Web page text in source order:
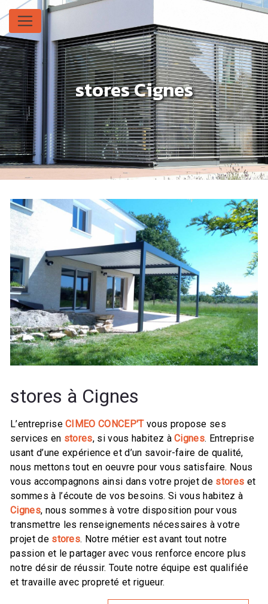
stores Cignes
stores à Cignes
L’entrepriseCIMEO CONCEP'Tvous propose ses
services en stores, si vous habitez àCignes. Entreprise
usant d’une expérience et d’un savoir-faire de qualité,
nous mettons tout en oeuvre pour vous satisfaire. Nous
vous accompagnons ainsi dans votre projet de stores et
sommes à l’écoute de vos besoins. Si vous habitez à
Cignes, nous sommes à votre disposition pour vous
transmettre les renseignements nécessaires à votre
projet de stores. Notre métier est avant tout notre
passion et le partager avec vous renforce encore plus
notre désir de réussir. Toute notre équipe est qualifiée
et travaille avec propreté et rigueur.
Panneau de gestion des cookies